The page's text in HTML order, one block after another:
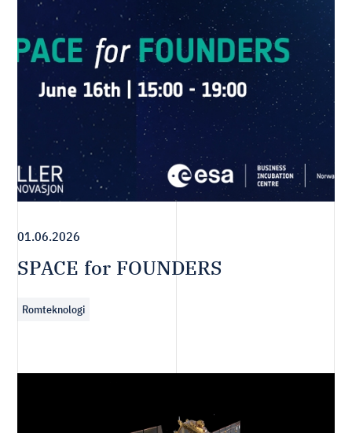
01.06.2026
SPACE for FOUNDERS
Romteknologi